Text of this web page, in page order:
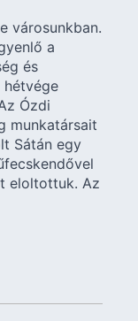
városunkban.
a
és
Ózdi
munkatársait
Sátán egy
eloltottuk. Az